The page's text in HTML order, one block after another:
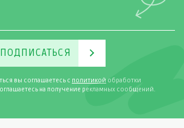
ПОДПИСАТЬСЯ
вы соглашаетесь с политикой обработки
на получение рекламных сообщений.